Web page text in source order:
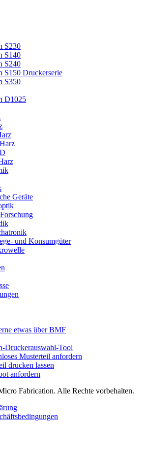
S230
S140
S240
S150 Druckerserie
S350
D1025
Geräte
und Konsumgüter
etwas über BMF
Druckerauswahl-Tool
Musterteil anfordern
drucken lassen
anfordern
Fabrication. Alle Rechte vorbehalten.